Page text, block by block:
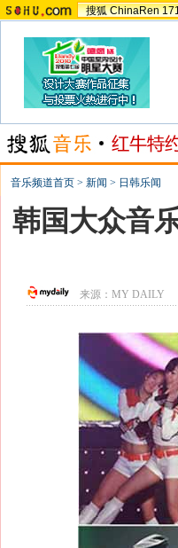
搜狐 ChinaRen
音乐频道首页 > 新闻 > 日韩乐闻
韩国大众音
来源： MY DAILY